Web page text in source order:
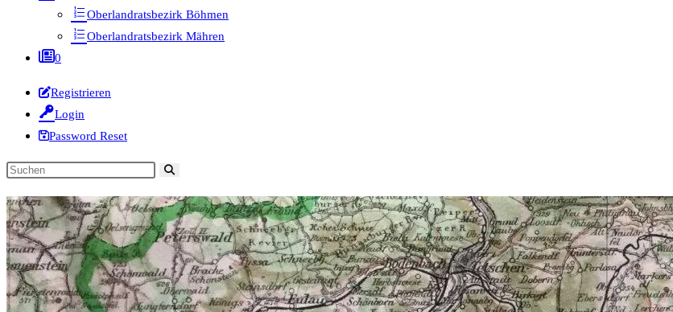
Oberlandratsbezirk Böhmen
Oberlandratsbezirk Mähren
0
Registrieren
Login
Password Reset
Diese
durchsuchen